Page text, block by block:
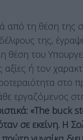
από τη θέση της
της,
θέση του
αξίες ή τον
στο
εργαζόμενος
«The
σε εκείνη. Η